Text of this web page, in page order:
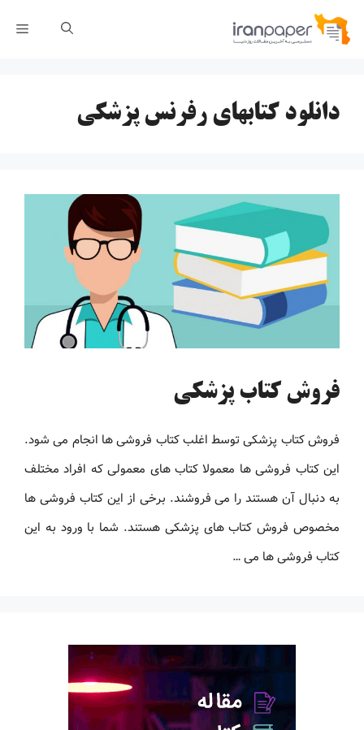
پرش
دانلود کتابهای رفرنس پزشکی
فروش کتاب پزشکی
فروش کتاب پزشکی توسط اغلب کتاب فروشی ها انجام می شود.
این کتاب فروشی ها معمولا کتاب های معمولی که افراد مختلف
به دنبال آن هستند را می فروشند. برخی از این کتاب فروشی ها
مخصوص فروش کتاب های پزشکی هستند. شما با ورود به این
کتاب فروشی ها می …